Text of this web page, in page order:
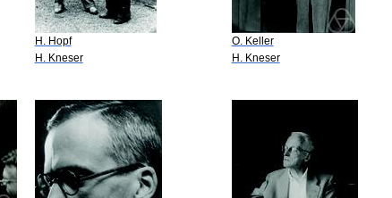
H. Hopf
H. Kneser
O. Keller
H. Kneser